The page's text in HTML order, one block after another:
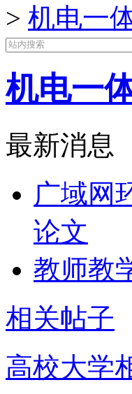
> 机电一
机电一
最新消息
广域网
论文
教师教
相关帖子
高校大学